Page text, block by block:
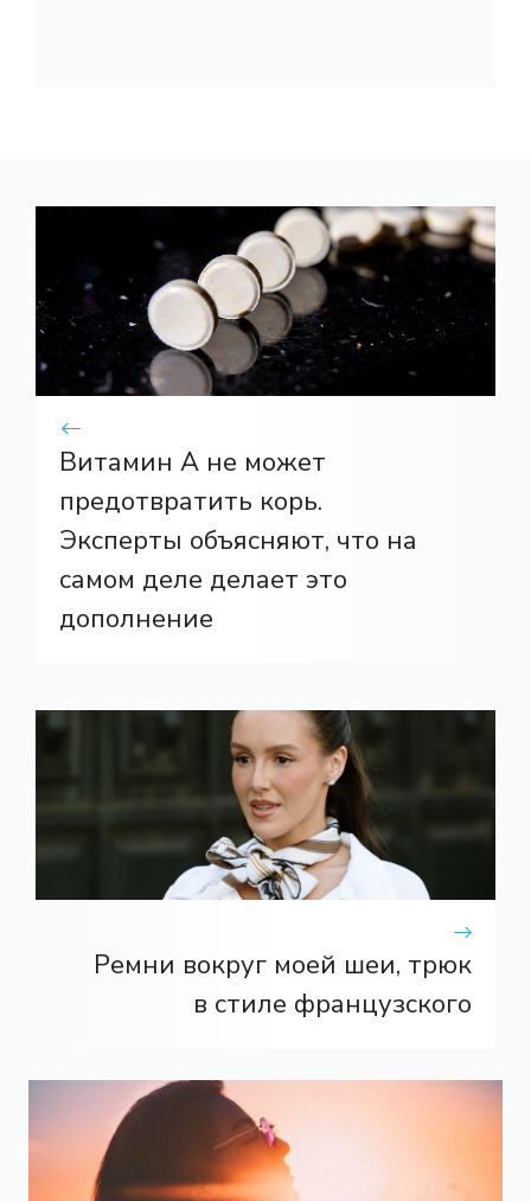
Витамин А не может
предотвратить корь.
Эксперты объясняют, что на
самом деле делает это
дополнение
Ремни вокруг моей шеи, трюк
в стиле французского